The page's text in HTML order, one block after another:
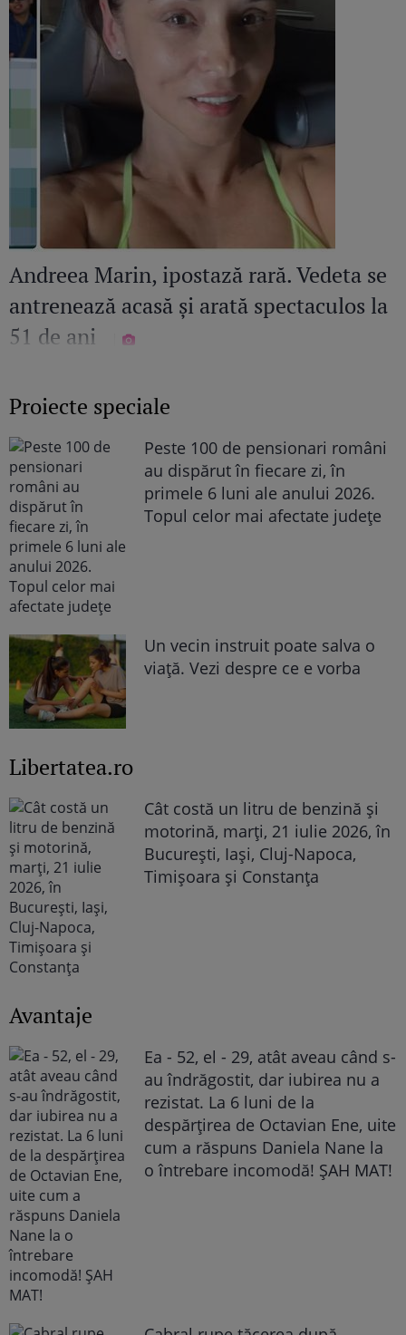
Andreea Marin, ipostază rară. Vedeta se
antrenează acasă și arată spectaculos la
51 de ani
Proiecte speciale
Peste 100 de pensionari români
au dispărut în fiecare zi, în
primele 6 luni ale anului 2026.
Topul celor mai afectate județe
Un vecin instruit poate salva o
viață. Vezi despre ce e vorba
Libertatea.ro
Cât costă un litru de benzină și
motorină, marți, 21 iulie 2026, în
București, Iași, Cluj-Napoca,
Timișoara și Constanța
Avantaje
Ea - 52, el - 29, atât aveau când s-
au îndrăgostit, dar iubirea nu a
rezistat. La 6 luni de la
despărțirea de Octavian Ene, uite
cum a răspuns Daniela Nane la
o întrebare incomodă! ȘAH MAT!